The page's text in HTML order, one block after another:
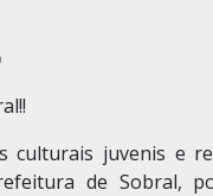
culturais juvenis e
de Sobral,